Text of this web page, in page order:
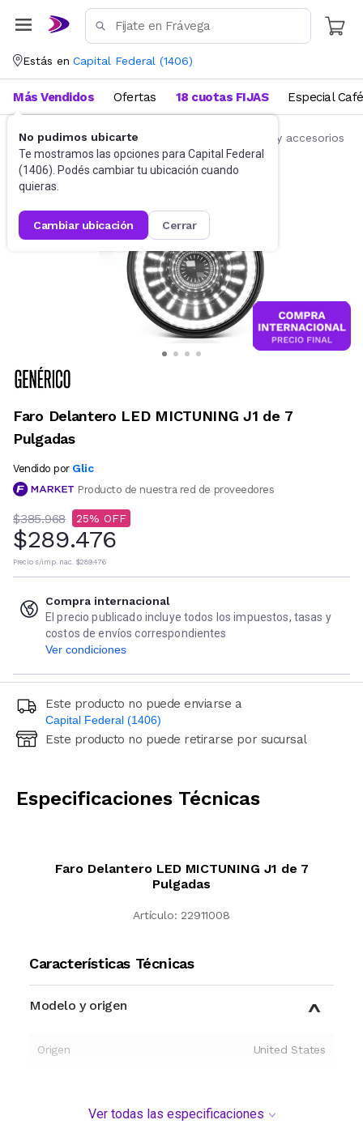
Estás en Capital Federal (1406)
No pudimos ubicarte
Te mostramos las opciones para Capital Federal
(1406). Podés cambiar tu ubicación cuando
quieras.
cambiar ubicación cerrar
Más Vendidos Ofertas 18 cuotas FIJAS Especial Café
Accesorios para autos y motos Repuestos y accesorios
Faro Delantero LED MICTUNING J1 de 7
Pulgadas
Vendido por Glic
Producto de nuestra red de proveedores
$385.968 25
$289.476
Precio s/imp. nac. $289.476
Compra internacional
El precio publicado incluye todos los impuestos, tasas y
costos de envíos correspondientes
Ver condiciones
Este producto no puede enviarse a
Capital Federal (1406)
Ingresá código postal (sólo números)
Este producto no puede retirarse por sucursal
Especificaciones Técnicas
Faro Delantero LED MICTUNING J1 de 7
Pulgadas
Artículo: 22911008
Características Técnicas
Modelo y origen
Origen United States
Ver todas las especificaciones